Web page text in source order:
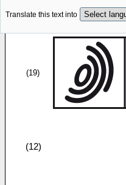
Translate this text into
(19)
(12)